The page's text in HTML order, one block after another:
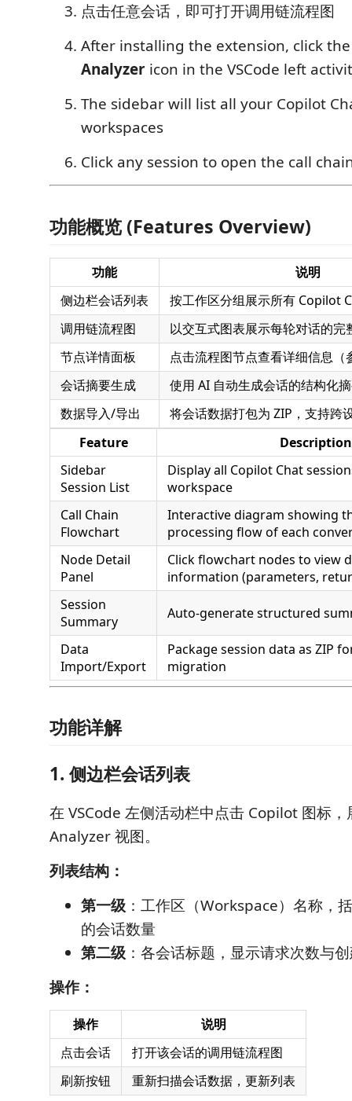
点击任意会话，即可打开调用链流程图
After installing the extension, click
Analyzer icon in the VSCode left
The sidebar will list all your Copilot
workspaces
Click any session to open the call
功能概览 (Features Overview)
功能
说明
侧边栏会话列表
按工作区分组展示所有 Copilot
调用链流程图
以交互式图表展示每轮对话的完
节点详情面板
点击流程图节点查看详细信息（
会话摘要生成
使用 AI 自动生成会话的结构化
数据导入/导出
将会话数据打包为 ZIP，支持跨
Feature
Description
Sidebar
Session List
Display all Copilot Chat
workspace
Call Chain
Flowchart
Interactive diagram showing
processing flow of each
Node Detail
Panel
Click flowchart nodes to view
information (parameters,
Session
Summary
Auto-generate structured
Data
Import/Export
Package session data as ZIP
migration
功能详解
1. 侧边栏会话列表
在 VSCode 左侧活动栏中点击 Copilot 图标
Analyzer 视图。
列表结构：
第一级 ：工作区（Workspace）名称，
的会话数量
第二级 ：各会话标题，显示请求次数与
操作：
操作
说明
点击会话
打开该会话的调用链流程图
刷新按钮
重新扫描会话数据，更新列表